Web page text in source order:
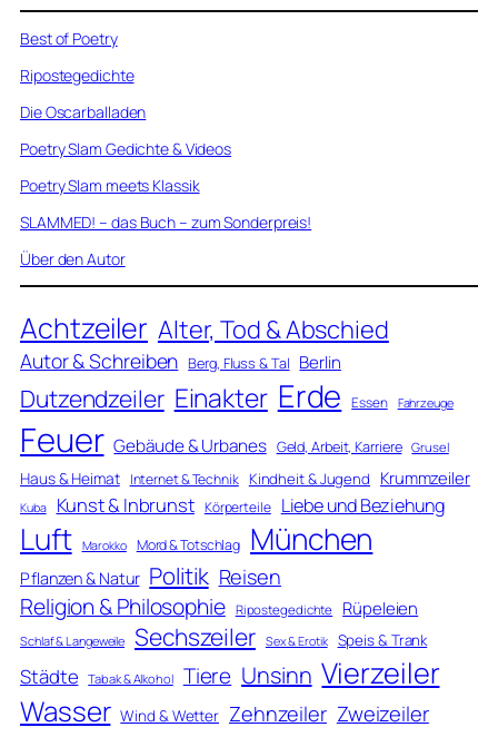
Best of Poetry
Ripostegedichte
Die Oscarballaden
Poetry Slam Gedichte & Videos
Poetry Slam meets Klassik
SLAMMED! – das Buch – zum Sonderpreis!
Über den Autor
Achtzeiler Alter, Tod & Abschied
Autor & Schreiben Berg, Fluss & Tal Berlin
Dutzendzeiler Einakter Erde Essen Fahrzeuge
Feuer Gebäude & Urbanes Geld, Arbeit, Karriere Grusel
Haus & Heimat Internet & Technik Kindheit & Jugend Krummzeiler
Kuba Kunst & Inbrunst Körperteile Liebe und Beziehung
Luft Marokko Mord & Totschlag München
Pflanzen & Natur Politik Reisen
Religion & Philosophie Ripostegedichte Rüpeleien
Schlaf & Langeweile Sechszeiler Sex & Erotik Speis & Trank
Städte Tabak & Alkohol Tiere Unsinn Vierzeiler
Wasser Wind & Wetter Zehnzeiler Zweizeiler